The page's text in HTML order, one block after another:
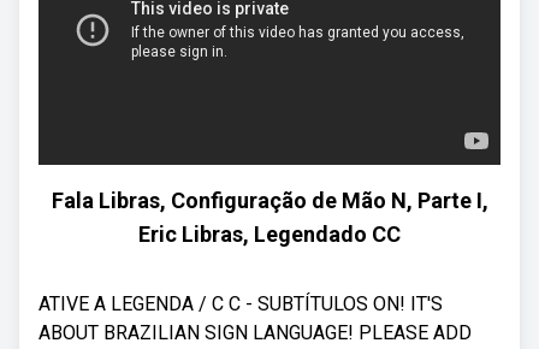
Fala Libras, Configuração de Mão N, Parte I,
Eric Libras, Legendado CC
ATIVE A LEGENDA / C C - SUBTÍTULOS ON! IT'S
ABOUT BRAZILIAN SIGN LANGUAGE! PLEASE ADD